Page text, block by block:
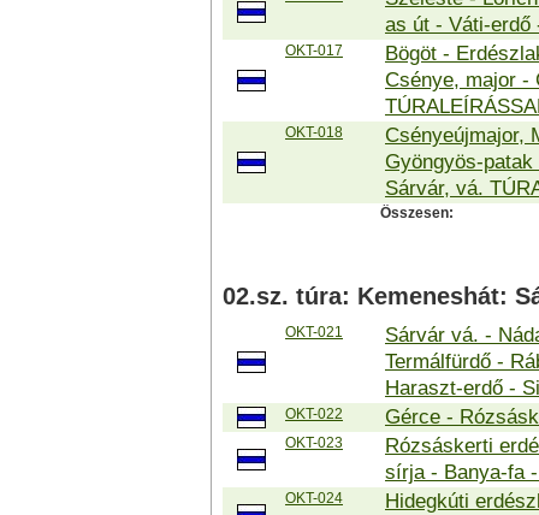
as út - Váti-erdő
OKT-017
Bögöt -
Csénye, major -
OKT-018
Csényeújmajor,
Gyöngyös-
Sárvár, vá.
Összesen:
02.sz. túra: Kemeneshát:
OKT-021
Sárvár vá. -
Termálfürdő -
Haraszt-erdő -
OKT-022 Gérce -
OKT-023
Rózsáskerti
sírja - Banya-fa
OKT-024
Hidegkúti